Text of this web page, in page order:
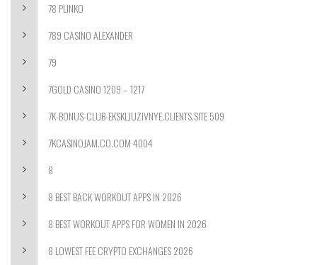
78 PLINKO
789 CASINO ALEXANDER
79
7GOLD CASINO 1209 – 1217
7K-BONUS-CLUB-EKSKLJUZIVNYE.CLIENTS.SITE 509
7KCASINOJAM.CO.COM 4004
8
8 BEST BACK WORKOUT APPS IN 2026
8 BEST WORKOUT APPS FOR WOMEN IN 2026
8 LOWEST FEE CRYPTO EXCHANGES 2026